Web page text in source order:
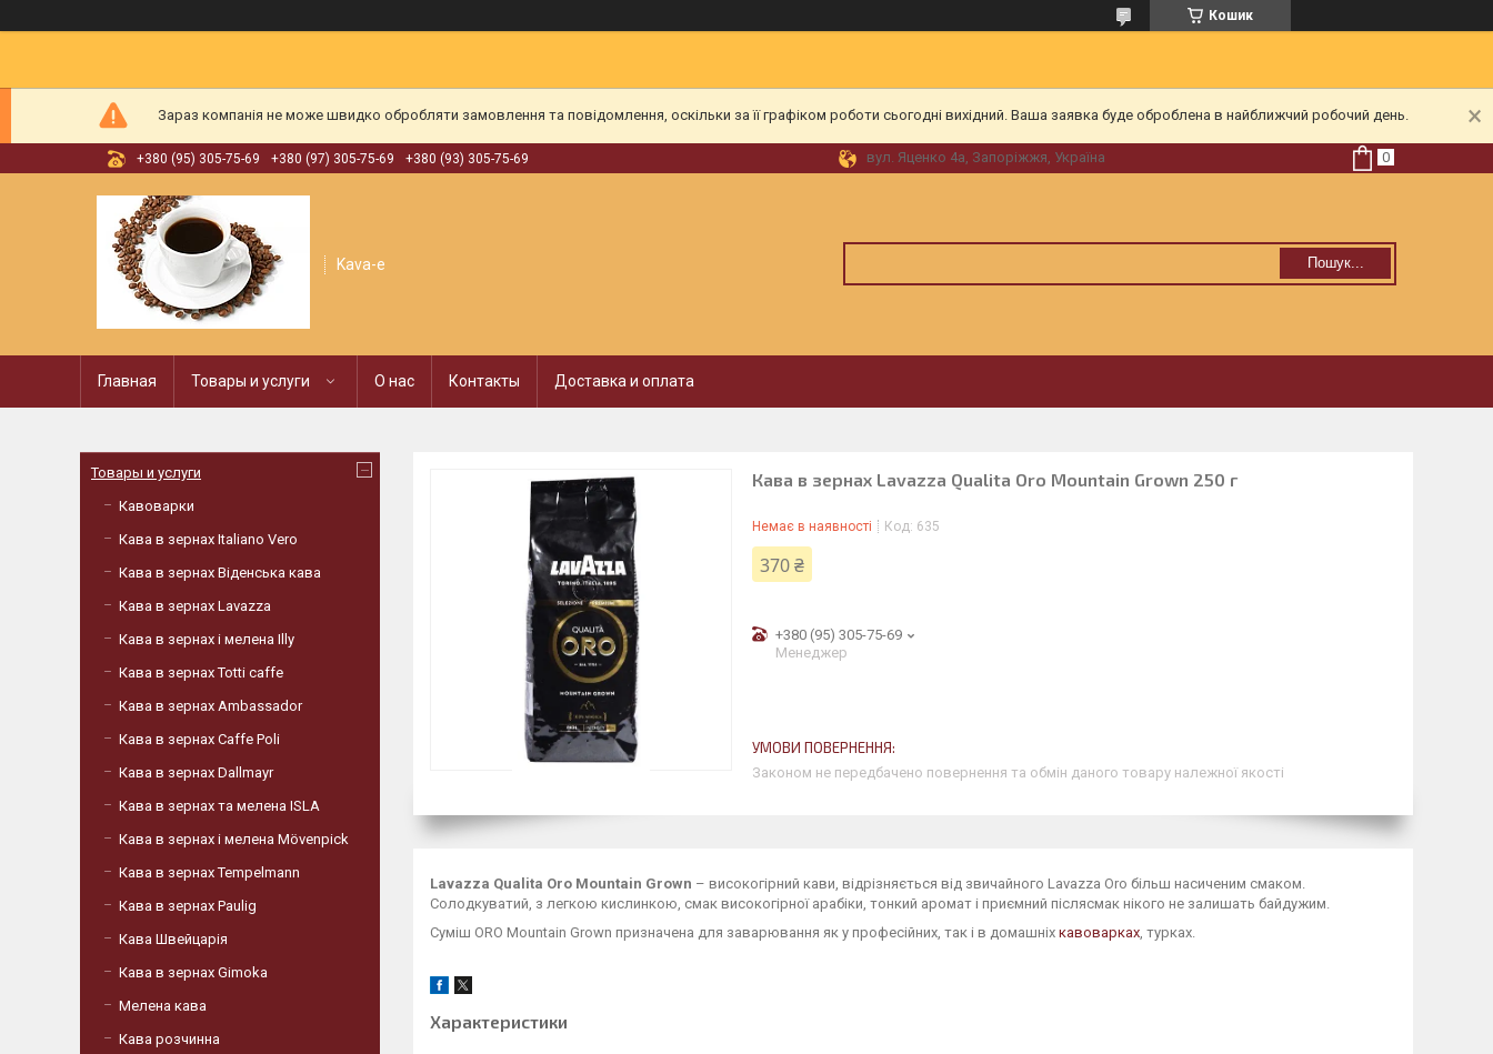
Кошик
Зараз компанія не може швидко обробляти замовлення та повідомлення, оскільки за її графіком роботи сьогодні вихідний. Ваша заявка буде оброблена в найближчий робочий день.
+380 (95) 305-75-69 +380 (97) 305-75-69 +380 (93) 305-75-69 вул. Яценко 4а, Запоріжжя, Україна
Kava-e Пошук...
Главная Товары и услуги О нас Контакты Доставка и оплата
Кава в зернах Lavazza Qualita Oro Mountain Grown 250 г
Немає в наявності Код: 635
370 ₴
+380 (95) 305-75-69
Менеджер
Законом не передбачено повернення та обмін даного товару належної якості
Lavazza Qualita Oro Mountain Grown – високогірний кави, відрізняється від звичайного Lavazza Oro більш насиченим смаком.
Солодкуватий, з легкою кислинкою, смак високогірної арабіки, тонкий аромат і приємний післясмак нікого не залишать байдужим.
Суміш ORO Mountain Grown призначена для заварювання як у професійних, так і в домашніх кавоварках, турках.
Характеристики
Товары и услуги
Кавоварки
Кава в зернах Italiano Vero
Кава в зернах Віденська кава
Кава в зернах Lavazza
Кава в зернах і мелена Illy
Кава в зернах Totti caffe
Кава в зернах Ambassador
Кава в зернах Caffe Poli
Кава в зернах Dallmayr
Кава в зернах та мелена ISLA
Кава в зернах і мелена Mövenpick
Кава в зернах Tempelmann
Кава в зернах Paulig
Кава Швейцарія
Кава в зернах Gimoka
Мелена кава
Кава розчинна